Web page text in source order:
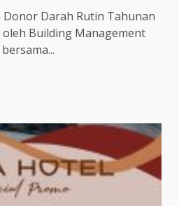
Donor Darah Rutin Tahunan
Building Management